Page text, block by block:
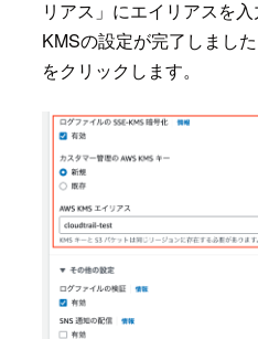
リアス」にエイリアスを入
KMSの設定が完了しまし
をクリックします。